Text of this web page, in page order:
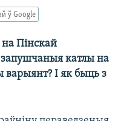
ў Google
Пінскай
запушчаныя катлы на
варыянт? І як быць з